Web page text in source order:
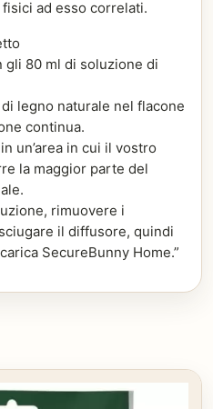
ad esso correlati.
gli 80 ml di soluzione di
legno naturale nel flacone
continua.
un’area in cui il vostro
la maggior parte del
rimuovere i
il diffusore, quindi
SecureBunny Home.”